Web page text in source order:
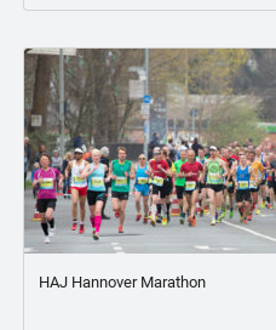
HAJ Hannover Marathon